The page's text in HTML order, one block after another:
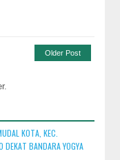
Older Post
.
KOTA, KEC.
DEKAT BANDARA YOGYA